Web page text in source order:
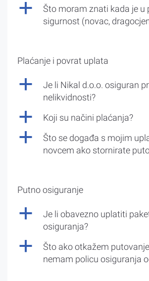
a
Što moram znati kada je u
sigurnost (novac,
Plaćanje i povrat uplata
a
Je li Nikal d.o.o. osiguran
nelikvidnosti?
a Koji su načini plaćanja?
a
Što se događa s mojim
novcem ako stornirate
Putno osiguranje
a
Je li obavezno uplatiti
osiguranja?
a
Što ako otkažem
nemam policu osiguranja